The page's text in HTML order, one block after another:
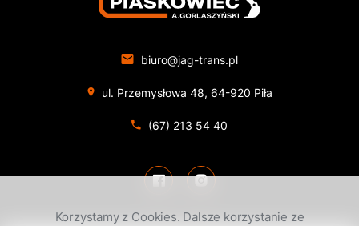
biuro@jag-trans.pl
ul. Przemysłowa 48, 64-920 Piła
(67) 213 54 40
Korzystamy z Cookies. Dalsze korzystanie ze